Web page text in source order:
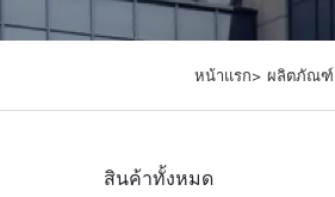
หน้าแรก> ผลิตภัณฑ์
สินค้าทั้งหมด